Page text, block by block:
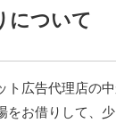
について
ト広告代理店の
をお借りして、